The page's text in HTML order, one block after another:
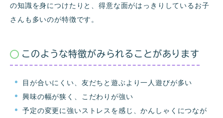
の知識を身につけたりと、得意な面がはっきりしているお子
さんも多いのが特徴です。
このような特徴がみられることがあります
目が合いにくい、友だちと遊ぶより一人遊びが多い
興味の幅が狭く、こだわりが強い
予定の変更に強いストレスを感じ、かんしゃくにつなが